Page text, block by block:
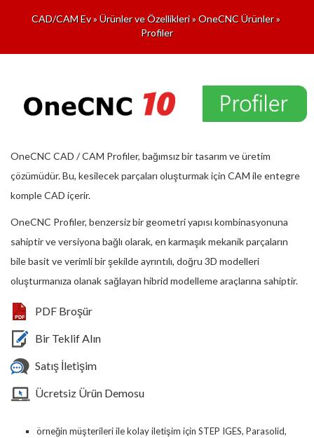
CAD/CAM Ev»Ürünler ve Özellikleri»OneCNC Ürünler»
Profiler
OneCNC CAD / CAM Profiler, bağımsız bir tasarım ve üretim
çözümüdür. Bu, kesilecek parçaları oluşturmak için CAM ile entegre
komple CAD içerir.
OneCNC Profiler, benzersiz bir geometri yapısı kombinasyonuna
sahiptir ve versiyona bağlı olarak, en karmaşık mekanik parçaların
bile basit ve verimli bir şekilde ayrıntılı, doğru 3D modelleri
oluşturmanıza olanak sağlayan hibrid modelleme araçlarına sahiptir.
PDF Broşür
Bir Teklif Alın
Satış İletişim
Ücretsiz Ürün Demosu
örneğin müşterileri ile kolay iletişim için STEP IGES, Parasolid,